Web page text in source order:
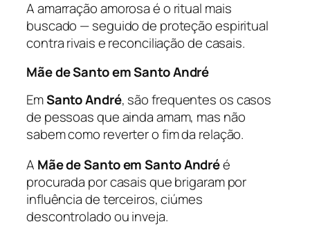
A amarração amorosa é o ritual mais
buscado — seguido de proteção espiritual
contra rivais e reconciliação de casais.
Mãe de Santo em Santo André
EmSanto André, são frequentes os casos
de pessoas que ainda amam, mas não
sabem como reverter o fim da relação.
A Mãe de Santo em Santo Andréé
procurada por casais que brigaram por
influência de terceiros, ciúmes
descontrolado ou inveja.